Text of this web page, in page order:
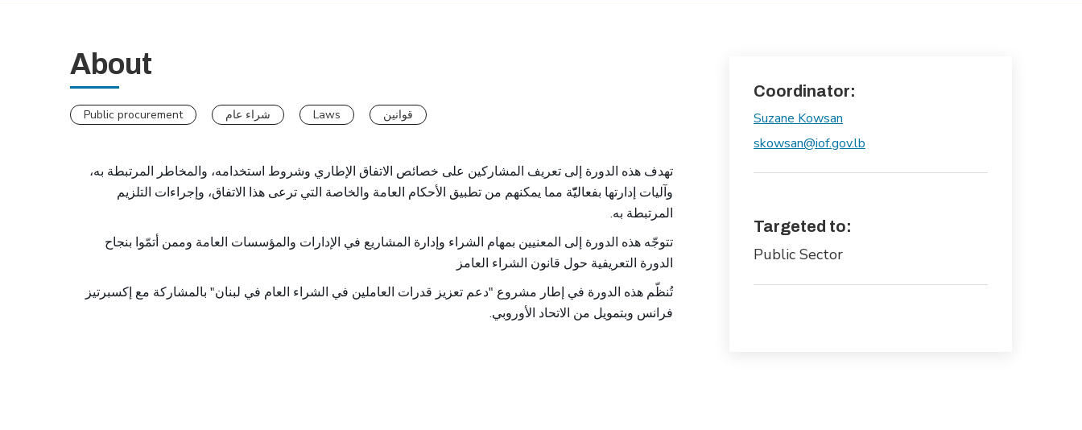
About
Public procurement شراء عام Laws قوانين
تهدف هذه الدورة إلى تعريف المشاركين على خصائص الاتفاق الإطاري وشروط استخدامه، والمخاطر المرتبطة به،
وآليات إدارتها بفعاليّّة مما يمكنهم من تطبيق الأحكام العامة والخاصة التي ترعى هذا الاتفاق، وإجراءات التلزيم
المرتبطة به.
تتوجّه هذه الدورة إلى المعنيين بمهام الشراء وإدارة المشاريع في الإدارات والمؤسسات العامة وممن أتمّوا بنجاح
الدورة التعريفية حول قانون الشراء العامز
تُنظّم هذه الدورة في إطار مشروع "دعم تعزيز قدرات العاملين في الشراء العام في لبنان" بالمشاركة مع إكسبرتيز
فرانس وبتمويل من الاتحاد الأوروبي.
Coordinator:
Suzane Kowsan
skowsan@iof.gov.lb
Targeted to:
Public Sector